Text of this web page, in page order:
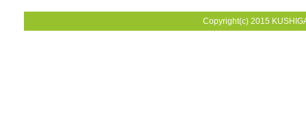
Copyright(c) 2015